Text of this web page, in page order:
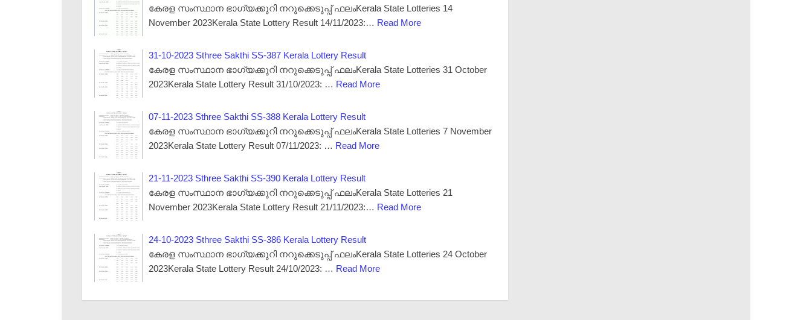
കേരള സംസ്ഥാന ഭാഗ്യക്കുറി നറുക്കെടുപ്പ് ഫലംKerala State Lotteries 14
November 2023Kerala State Lottery Result 14/11/2023:… Read More
31-10-2023 Sthree Sakthi SS-387 Kerala Lottery Result
കേരള സംസ്ഥാന ഭാഗ്യക്കുറി നറുക്കെടുപ്പ് ഫലംKerala State Lotteries 31 October
2023Kerala State Lottery Result 31/10/2023: … Read More
07-11-2023 Sthree Sakthi SS-388 Kerala Lottery Result
കേരള സംസ്ഥാന ഭാഗ്യക്കുറി നറുക്കെടുപ്പ് ഫലംKerala State Lotteries 7 November
2023Kerala State Lottery Result 07/11/2023: … Read More
21-11-2023 Sthree Sakthi SS-390 Kerala Lottery Result
കേരള സംസ്ഥാന ഭാഗ്യക്കുറി നറുക്കെടുപ്പ് ഫലംKerala State Lotteries 21
November 2023Kerala State Lottery Result 21/11/2023:… Read More
24-10-2023 Sthree Sakthi SS-386 Kerala Lottery Result
കേരള സംസ്ഥാന ഭാഗ്യക്കുറി നറുക്കെടുപ്പ് ഫലംKerala State Lotteries 24 October
2023Kerala State Lottery Result 24/10/2023: … Read More